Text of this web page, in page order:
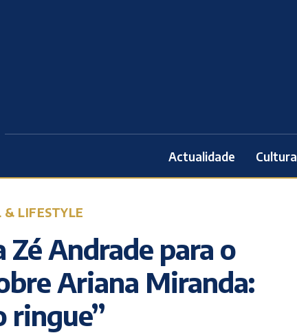
Actualidade Cultura
& LIFESTYLE
Andrade para o
Ariana Miranda:
ringue”